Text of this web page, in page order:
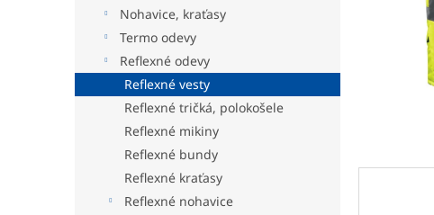
Nohavice, kraťasy
Termo odevy
Reflexné odevy
Reflexné vesty
Reflexné tričká, polokošele
Reflexné mikiny
Reflexné bundy
Reflexné kraťasy
Reflexné nohavice